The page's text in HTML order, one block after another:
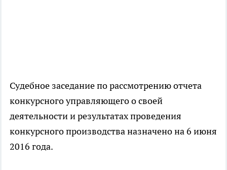
Судебное заседание по рассмотрению отчета
конкурсного управляющего о своей
деятельности и результатах проведения
конкурсного производства назначено на 6 июня
2016 года.